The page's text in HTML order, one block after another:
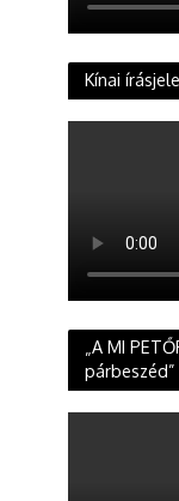
Kínai
„A MI
párbeszéd”